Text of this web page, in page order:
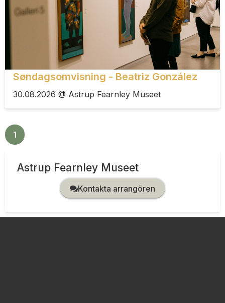
Søndagsomvisning - Beatriz González
30.08.2026 @ Astrup Fearnley Museet
1
Astrup Fearnley Museet
Kontakta arrangören